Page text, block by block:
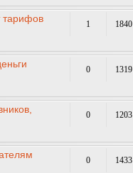
тарифов
1 1840
0 1319
0 1203
0 1433